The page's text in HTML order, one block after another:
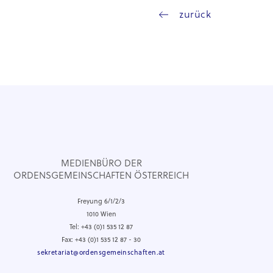
zurück
MEDIENBÜRO DER
ORDENSGEMEINSCHAFTEN ÖSTERREICH
Freyung 6/1/2/3
1010 Wien
Tel: +43 (0)1 535 12 87
Fax: +43 (0)1 535 12 87 - 30
sekretariat@ordensgemeinschaften.at